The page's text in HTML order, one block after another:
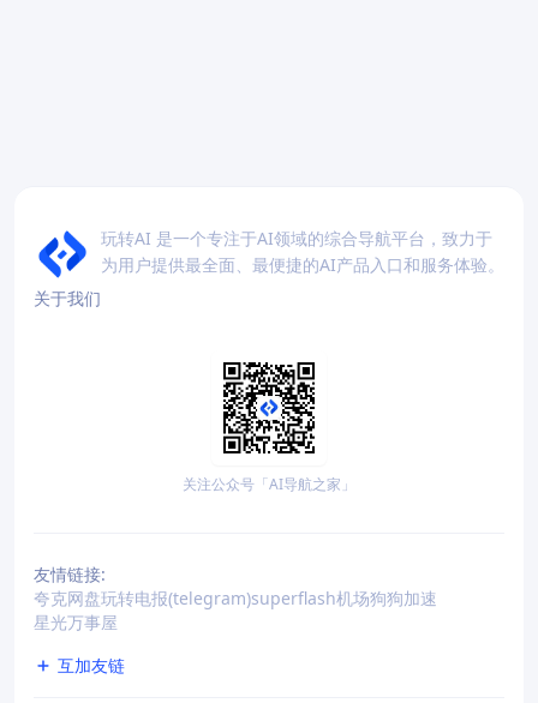
玩转AI 是一个专注于AI领域的综合导航平台，致力于
为用户提供最全面、最便捷的AI产品入口和服务体验。
关于我们
关注公众号「AI导航之家」
友情链接:
夸克网盘玩转电报(telegram)superflash机场狗狗加速
星光万事屋
互加友链